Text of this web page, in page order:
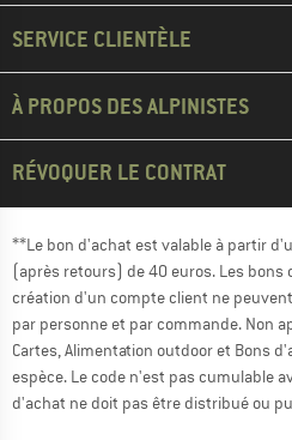
SERVICE CLIENTÈLE
À PROPOS DES ALPINISTES
RÉVOQUER LE CONTRAT
**Le bon d'achat est valable à partir
(après retours) de 40 euros. Les bons
création d'un compte client ne
par personne et par commande. Non
Cartes, Alimentation outdoor et Bons
espèce. Le code n'est pas cumulable
d'achat ne doit pas être distribué ou